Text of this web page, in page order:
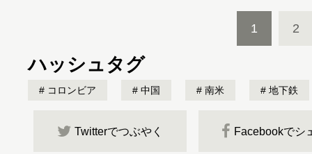
1 2
ハッシュタグ
コロンビア 中国 南米 地下鉄
Twitterでつぶやく Facebookでシ